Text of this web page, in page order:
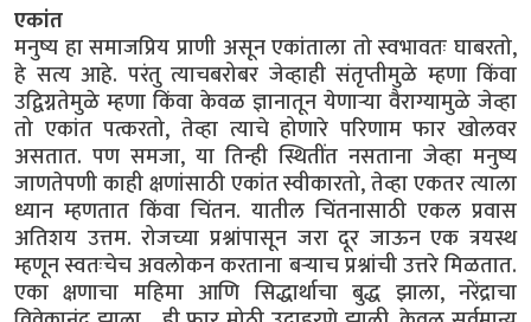
एकांत
मनुष्य हा समाजप्रिय प्राणी असून एकांताला तो स्वभावतः घाबरतो,
हे सत्य आहे. परंतु त्याचबरोबर जेव्हाही संतृप्तीमुळे म्हणा किंवा
उद्विग्नतेमुळे म्हणा किंवा केवळ ज्ञानातून येणाऱ्या वैराग्यामुळे जेव्हा
तो एकांत पत्करतो, तेव्हा त्याचे होणारे परिणाम फार खोलवर
असतात. पण समजा, या तिन्ही स्थितींत नसताना जेव्हा मनुष्य
जाणतेपणी काही क्षणांसाठी एकांत स्वीकारतो, तेव्हा एकतर त्याला
ध्यान म्हणतात किंवा चिंतन. यातील चिंतनासाठी एकल प्रवास
अतिशय उत्तम. रोजच्या प्रश्नांपासून जरा दूर जाऊन एक त्रयस्थ
म्हणून स्वतःचेच अवलोकन करताना बऱ्याच प्रश्नांची उत्तरे मिळतात.
एका क्षणाचा महिमा आणि सिद्धार्थाचा बुद्ध झाला, नरेंद्राचा